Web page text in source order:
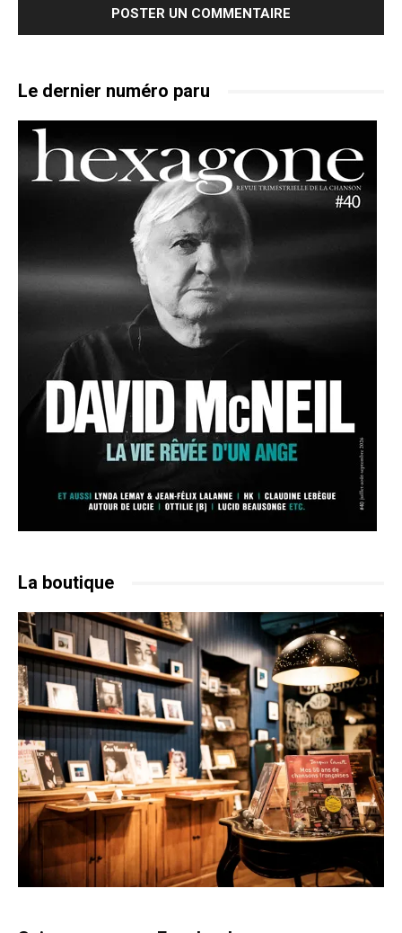
Le dernier numéro paru
La boutique